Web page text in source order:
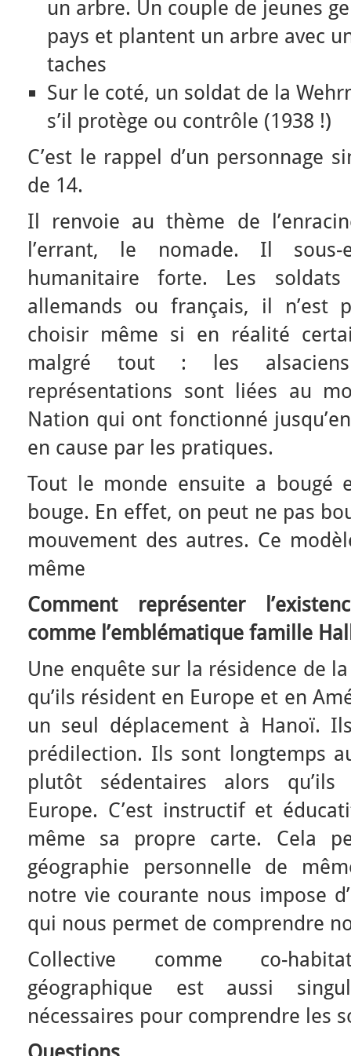
un arbre. Un couple de jeunes
pays et plantent un arbre avec
taches
Sur le coté, un soldat de la
s’il protège ou contrôle (1938 !)
C’est le rappel d’un personnage
de 14.
Il renvoie au thème de
l’errant, le nomade. Il sous-
humanitaire forte. Les
allemands ou français, il n’est
choisir même si en réalité
malgré tout : les
représentations sont liées au
Nation qui ont fonctionné
en cause par les pratiques.
Tout le monde ensuite a bougé
bouge. En effet, on peut ne pas
mouvement des autres. Ce
même
Comment représenter
comme l’emblématique famille
Une enquête sur la résidence de
qu’ils résident en Europe et en
un seul déplacement à Hanoï.
prédilection. Ils sont longtemps
plutôt sédentaires alors qu’ils
Europe. C’est instructif et
même sa propre carte. Cela
géographie personnelle de
notre vie courante nous impose
qui nous permet de comprendre
Collective comme co-
géographique est aussi
nécessaires pour comprendre les